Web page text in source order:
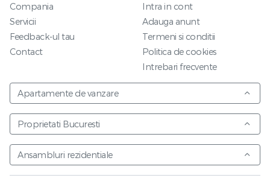
Compania
Servicii
Feedback-ul tau
Contact
Intra in cont
Adauga anunt
Termeni si conditii
Politica de cookies
Intrebari frecvente
Apartamente de vanzare
Proprietati Bucuresti
Ansambluri rezidentiale